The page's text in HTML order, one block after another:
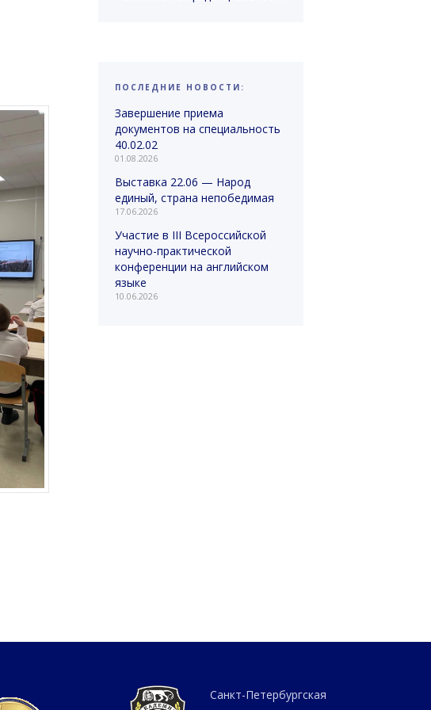
ПОСЛЕДНИЕ НОВОСТИ:
Завершение приема
документов на специальность
40.02.02
01.08.2026
Выставка 22.06 — Народ
единый, страна непобедимая
17.06.2026
Участие в III Всероссийской
научно-практической
конференции на английском
языке
10.06.2026
Санкт-Петербургская